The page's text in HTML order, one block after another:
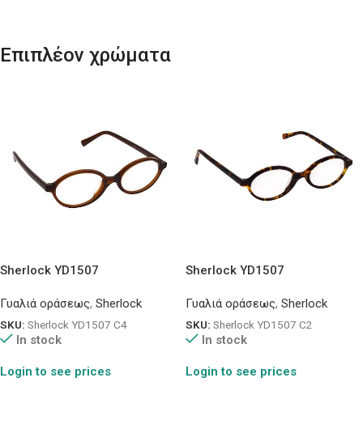
Επιπλέον χρώματα
Sherlock YD1507
Γυαλιά οράσεως, Sherlock
SKU: Sherlock YD1507 C4
In stock
Login to see prices
Sherlock YD1507
Γυαλιά οράσεως, Sherlock
SKU: Sherlock YD1507 C2
In stock
Login to see prices